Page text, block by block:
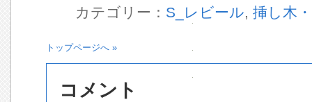
カテゴリー： S_レビール, 挿し木
トップページへ »
コメント